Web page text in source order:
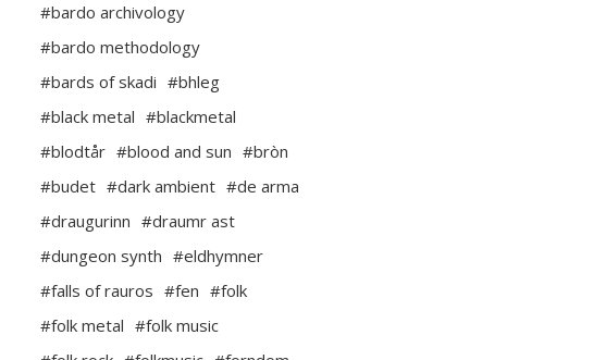
#bardo archivology
#bardo methodology
#bards of skadi #bhleg
#black metal #blackmetal
#blodtår #blood and sun #bròn
#budet #dark ambient #de arma
#draugurinn #draumr ast
#dungeon synth #eldhymner
#falls of rauros #fen #folk
#folk metal #folk music